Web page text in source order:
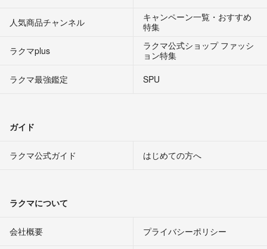
人気商品チャンネル
キャンペーン一覧・おすすめ
特集
ラクマplus
ラクマ公式ショップ ファッシ
ョン特集
ラクマ最強鑑定
SPU
ガイド
ラクマ公式ガイド はじめての方へ
ラクマについて
会社概要 プライバシーポリシー